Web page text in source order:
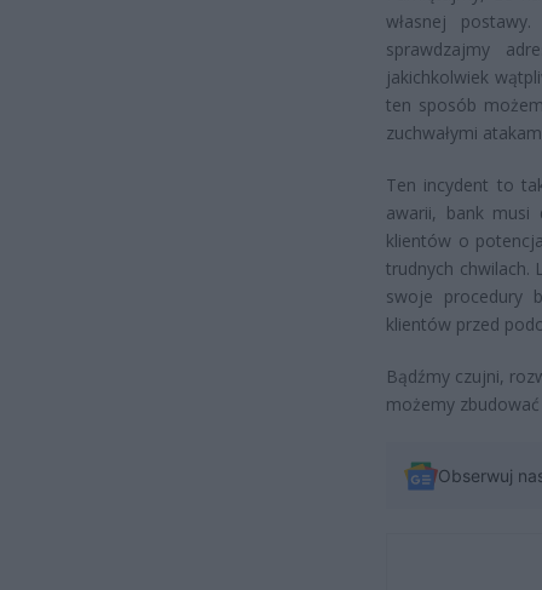
własnej
sprawdzajmy
jakichkolwiek
ten sposób
zuchwałymi
Ten incydent to
awarii, bank musi
klientów o
trudnych chwilach.
swoje procedury
klientów przed
Bądźmy czujni,
możemy
Obserwuj